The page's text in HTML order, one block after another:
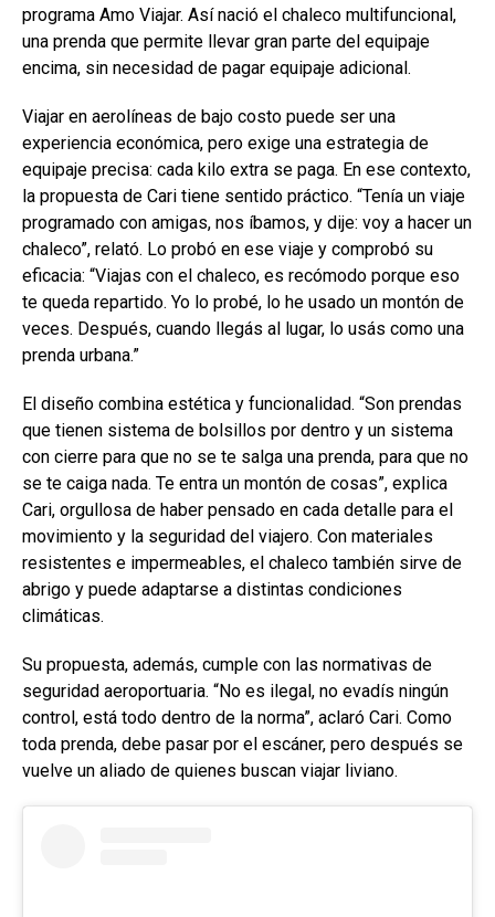
programa Amo Viajar. Así nació el chaleco multifuncional,
una prenda que permite llevar gran parte del equipaje
encima, sin necesidad de pagar equipaje adicional.
Viajar en aerolíneas de bajo costo puede ser una
experiencia económica, pero exige una estrategia de
equipaje precisa: cada kilo extra se paga. En ese contexto,
la propuesta de Cari tiene sentido práctico. “Tenía un viaje
programado con amigas, nos íbamos, y dije: voy a hacer un
chaleco”, relató. Lo probó en ese viaje y comprobó su
eficacia: “Viajas con el chaleco, es recómodo porque eso
te queda repartido. Yo lo probé, lo he usado un montón de
veces. Después, cuando llegás al lugar, lo usás como una
prenda urbana.”
El diseño combina estética y funcionalidad. “Son prendas
que tienen sistema de bolsillos por dentro y un sistema
con cierre para que no se te salga una prenda, para que no
se te caiga nada. Te entra un montón de cosas”, explica
Cari, orgullosa de haber pensado en cada detalle para el
movimiento y la seguridad del viajero. Con materiales
resistentes e impermeables, el chaleco también sirve de
abrigo y puede adaptarse a distintas condiciones
climáticas.
Su propuesta, además, cumple con las normativas de
seguridad aeroportuaria. “No es ilegal, no evadís ningún
control, está todo dentro de la norma”, aclaró Cari. Como
toda prenda, debe pasar por el escáner, pero después se
vuelve un aliado de quienes buscan viajar liviano.